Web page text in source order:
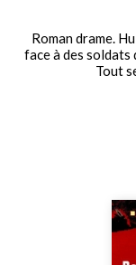
Roman drame.
face à des soldats
Tout